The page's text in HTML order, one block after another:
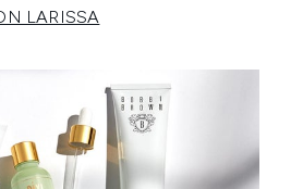
LARISSA